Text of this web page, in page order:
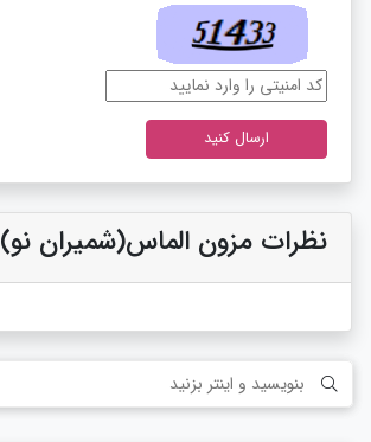
نظرات مزون الماس(شمیران نو)